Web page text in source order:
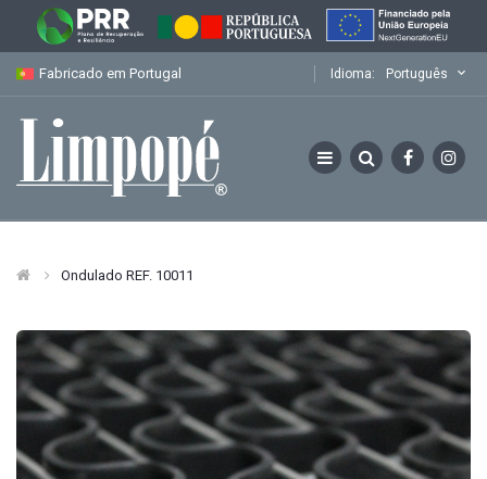
Fabricado em Portugal Idioma: Português
Ondulado REF. 10011